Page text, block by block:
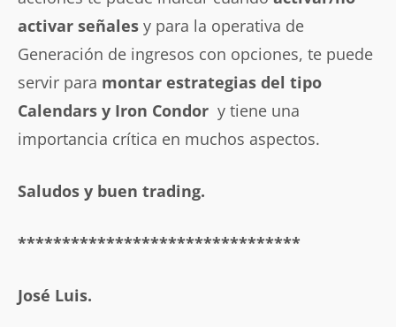
activar señales y para la operativa de
Generación de ingresos con opciones, te puede
servir para montar estrategias del tipo
Calendars y Iron Condor y tiene una
importancia crítica en muchos aspectos.
Saludos y buen trading.
********************************
José Luis.